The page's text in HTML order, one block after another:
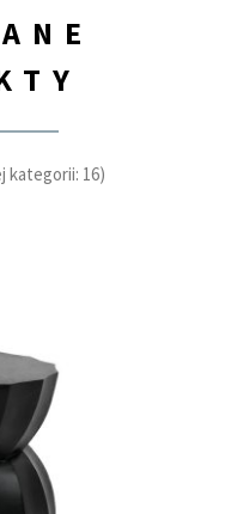
kategorii: 16)